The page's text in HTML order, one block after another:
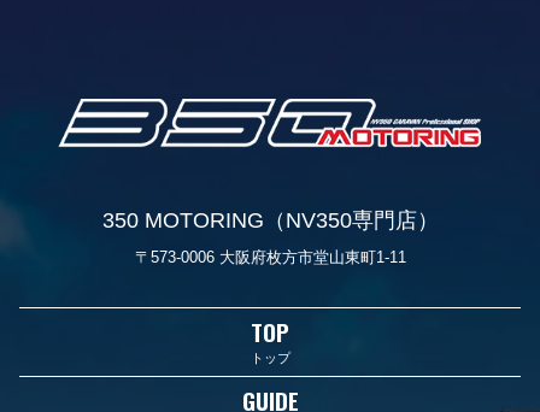
350 MOTORING（NV350専門店）
〒573-0006 大阪府枚方市堂山東町1-11
TOP
トップ
GUIDE